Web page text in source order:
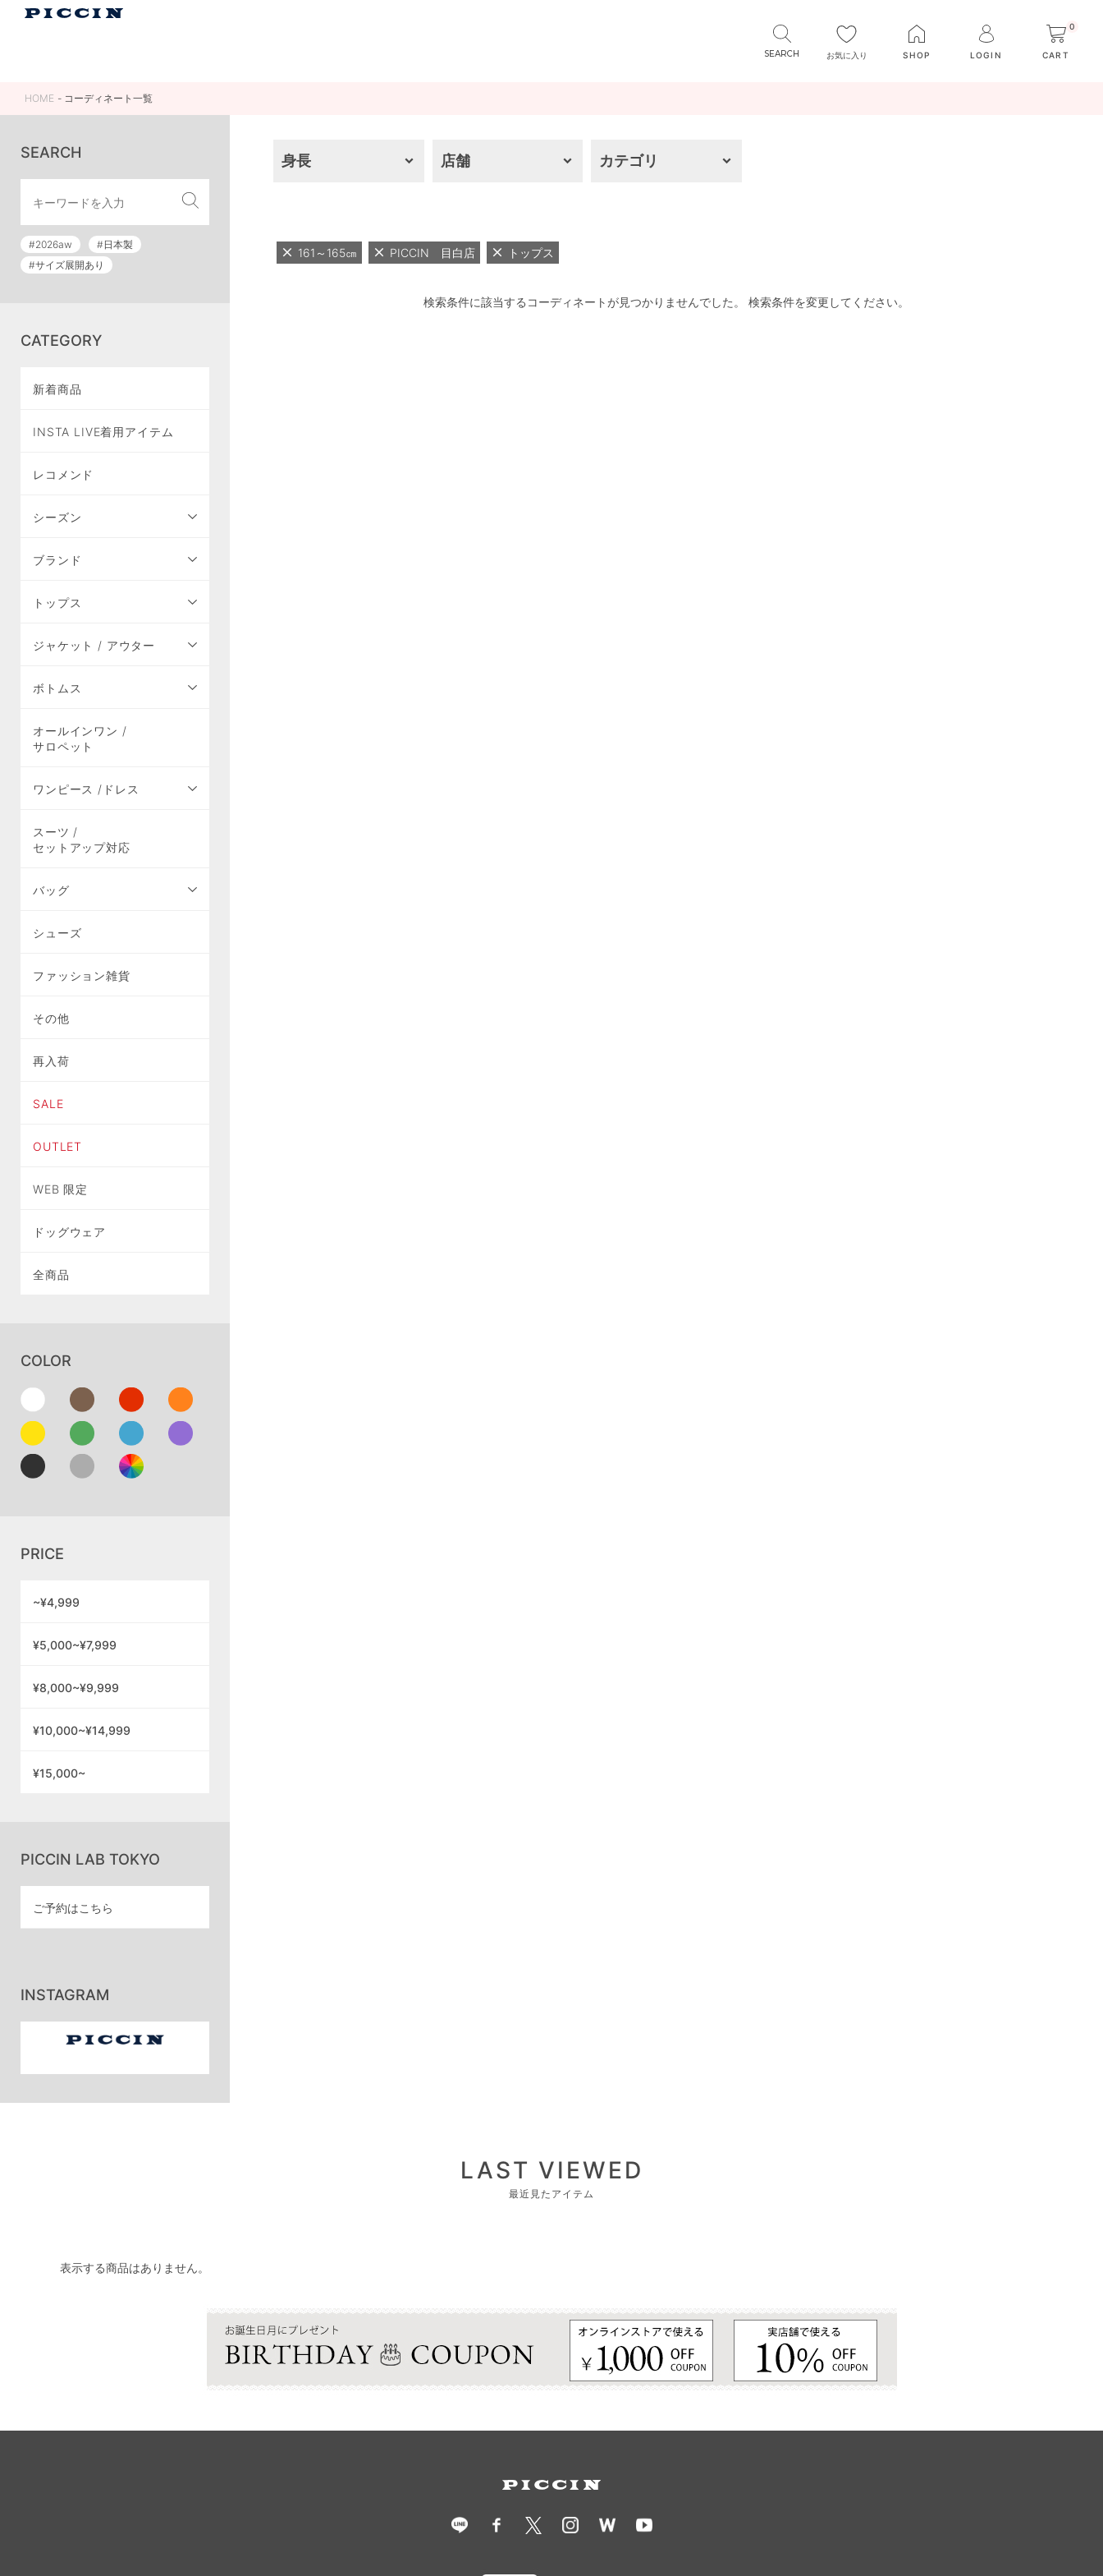
お気に入り SHOP LOGIN
0
CART
HOME コーディネート一覧
SEARCH
#2026aw
#日本製
#サイズ展開あり
CATEGORY
新着商品
INSTA LIVE着用アイテム
レコメンド
シーズン
ブランド
トップス
ジャケット / アウター
ボトムス
オールインワン /
サロペット
ワンピース /ドレス
スーツ /
セットアップ対応
バッグ
シューズ
ファッション雑貨
その他
再入荷
SALE
OUTLET
WEB 限定
ドッグウェア
全商品
COLOR
PRICE
~¥4,999
¥5,000~¥7,999
¥8,000~¥9,999
¥10,000~¥14,999
¥15,000~
PICCIN LAB TOKYO
ご予約はこちら
INSTAGRAM
身長 店舗 カテゴリ
161～165㎝ PICCIN 目白店 トップス
検索条件に該当するコーディネートが見つかりませんでした。 検索条件を変更してください。
LAST VIEWED
最近見たアイテム
表示する商品はありません。